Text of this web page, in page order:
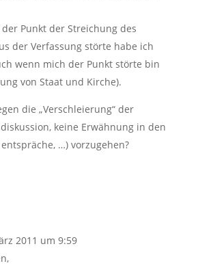
Punkt der Streichung des
der Verfassung störte habe ich
wenn mich der Punkt störte bin
von Staat und Kirche).
die „Verschleierung“ der
keine Erwähnung in den
…) vorzugehen?
2011 um 9:59